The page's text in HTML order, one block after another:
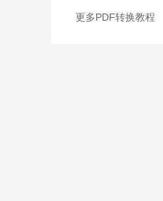
更多PDF转换教程